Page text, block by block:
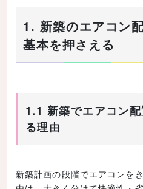
1. 新築のエアコン
基本を押さえる
1.1 新築でエアコン
る理由
新築計画の段階でエアコンを